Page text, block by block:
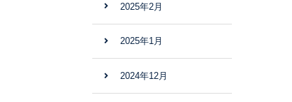
2025年2月
2025年1月
2024年12月